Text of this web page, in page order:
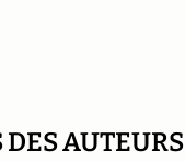
DES AUTEURS